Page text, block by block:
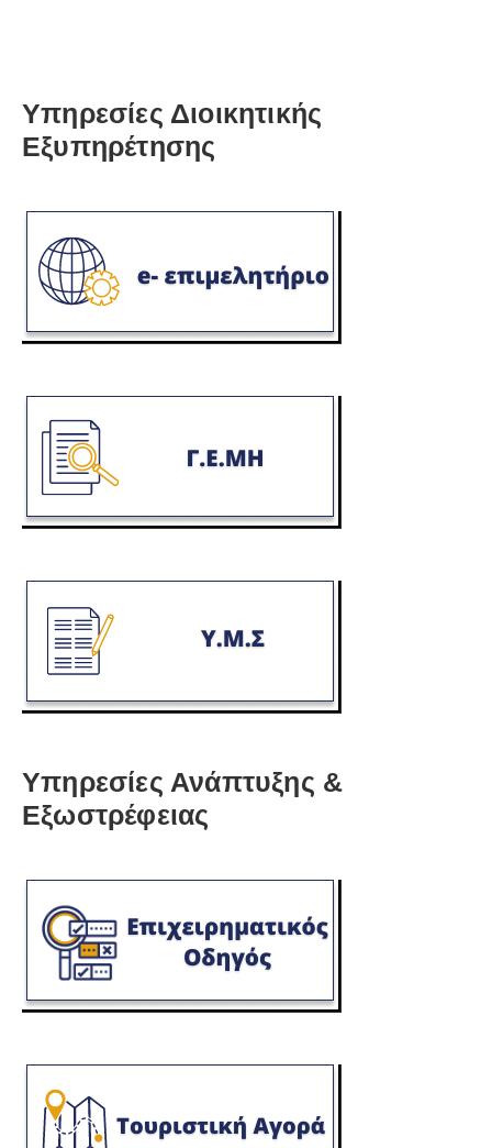
Υπηρεσίες Διοικητικής
Εξυπηρέτησης
Υπηρεσίες Ανάπτυξης &
Εξωστρέφειας